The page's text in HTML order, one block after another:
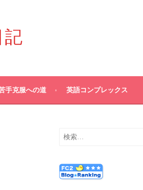
手克服への道 英語コンプレックス
検